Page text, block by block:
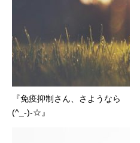
『免疫抑制さん、さようなら
(^_-)-☆』